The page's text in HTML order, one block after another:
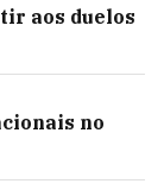
aos duelos
no